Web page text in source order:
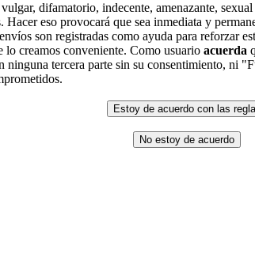
difamatorio, indecente, amenazante,
eso provocará que sea inmediata y
son registradas como ayuda para reforzar
creamos conveniente. Como usuario acuerda
tercera parte sin su consentimiento, ni